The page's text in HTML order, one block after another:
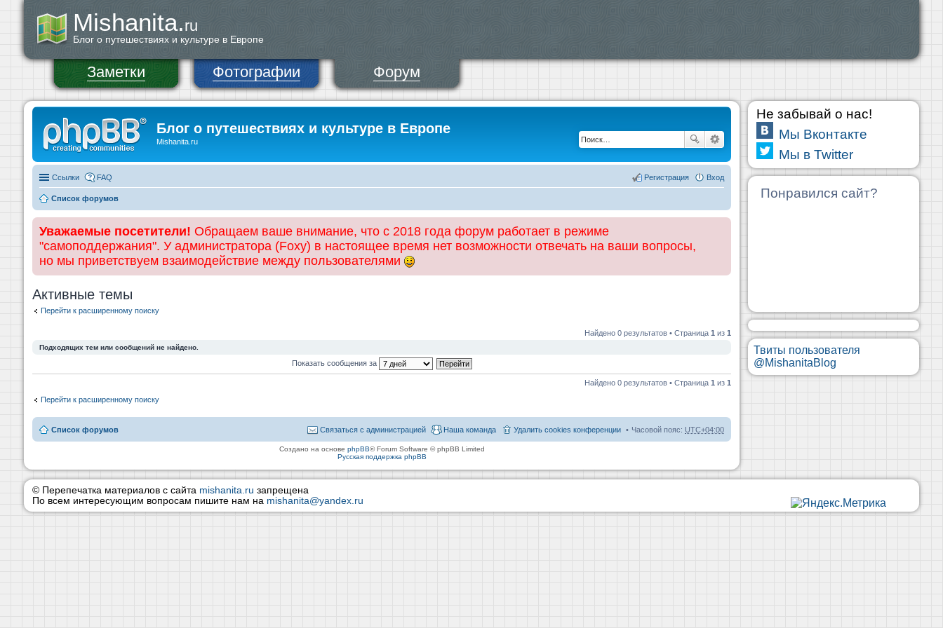
Mishanita.ru
Блог о путешествиях и культуре в Европе
Заметки Фотографии Форум
Блог о путешествиях и культуре в Европе
Mishanita.ru
Ссылки FAQ Вход
Регистрация
Список форумов
Уважаемые посетители! Обращаем ваше внимание, что с 2018 года форум работает в режиме
"самоподдержания". У администратора (Foxy) в настоящее время нет возможности отвечать на ваши вопросы,
но мы приветствуем взаимодействие между пользователями
Активные темы
Перейти к расширенному поиску
Найдено 0 результатов • Страница 1 из 1
Подходящих тем или сообщений не найдено.
Показать сообщения за
Найдено 0 результатов • Страница 1 из 1
Перейти к расширенному поиску
Список форумов Часовой пояс: UTC+04:00
Удалить cookies конференции
Наша команда
Связаться с администрацией
Создано на основе phpBB® Forum Software © phpBB Limited
Русская поддержка phpBB
Не забывай о нас!
Мы Вконтакте
Мы в Twitter
Понравился сайт?
Твиты пользователя
@MishanitaBlog
© Перепечатка материалов с сайта mishanita.ru запрещена
По всем интересующим вопросам пишите нам на mishanita@yandex.ru